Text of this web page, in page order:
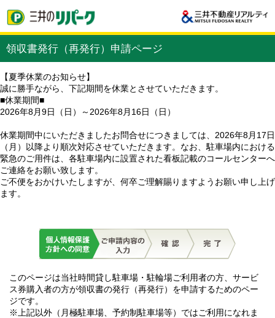
領収書発行（再発行）申請ページ
【夏季休業のお知らせ】
誠に勝手ながら、下記期間を休業とさせていただきます。
■休業期間■
2026年8月9日（日）～2026年8月16日（日）
休業期間中にいただきましたお問合せにつきましては、2026年8月17日
（月）以降より順次対応させていただきます。なお、駐車場内における
緊急のご用件は、各駐車場内に設置された看板記載のコールセンターへ
ご連絡をお願い致します。
ご不便をおかけいたしますが、何卒ご理解賜りますようお願い申し上げ
ます。
このページは当社時間貸し駐車場・駐輪場ご利用者の方、サービ
ス券購入者の方が領収書の発行（再発行）を申請するためのペー
ジです。
※上記以外（月極駐車場、予約制駐車場等）ではご利用になれま